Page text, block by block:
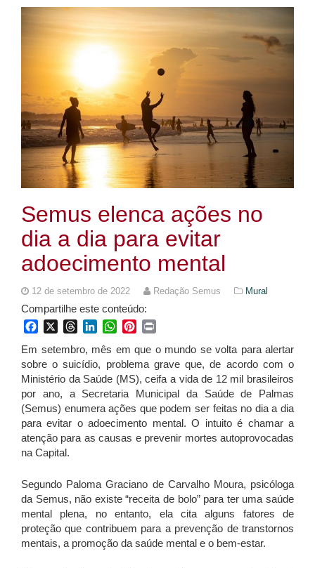
Semus elenca ações no
dia a dia para evitar
adoecimento mental
12 de setembro de 2022 Redação Semus Mural
Compartilhe este conteúdo:
FacebookThreadsLinkedInWhatsApp
Pinterest
Em setembro, mês em que o mundo se volta para alertar
sobre o suicídio, problema grave que, de acordo com o
Ministério da Saúde (MS), ceifa a vida de 12 mil brasileiros
por ano, a Secretaria Municipal da Saúde de Palmas
(Semus) enumera ações que podem ser feitas no dia a dia
para evitar o adoecimento mental. O intuito é chamar a
atenção para as causas e prevenir mortes autoprovocadas
na Capital.
Segundo Paloma Graciano de Carvalho Moura, psicóloga
da Semus, não existe “receita de bolo” para ter uma saúde
mental plena, no entanto, ela cita alguns fatores de
proteção que contribuem para a prevenção de transtornos
mentais, a promoção da saúde mental e o bem-estar.